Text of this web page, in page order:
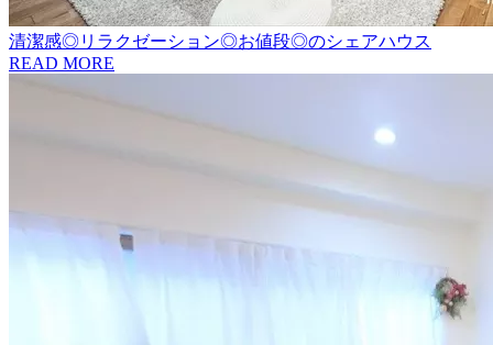
清潔感◎リラクゼーション◎お値段◎のシェアハウス
READ MORE